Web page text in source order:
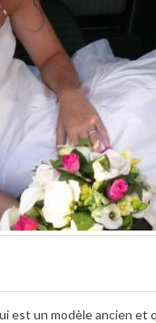
est un modèle ancien et